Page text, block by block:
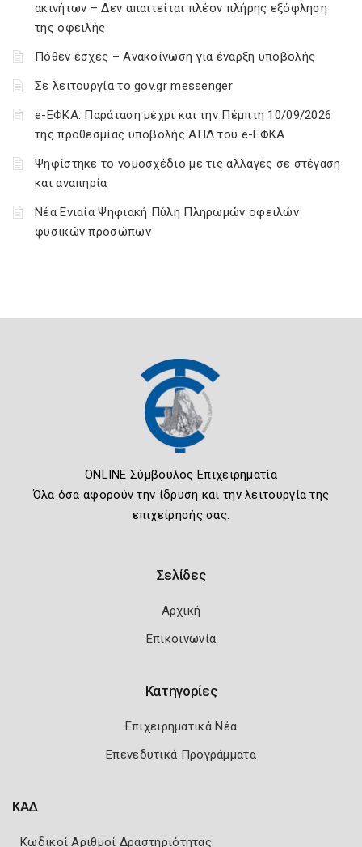
ακινήτων – Δεν απαιτείται πλέον πλήρης εξόφληση
της οφειλής
Πόθεν έσχες – Ανακοίνωση για έναρξη υποβολής
Σε λειτουργία το gov.gr messenger
e-ΕΦΚΑ: Παράταση μέχρι και την Πέμπτη 10/09/2026
της προθεσμίας υποβολής ΑΠΔ του e-ΕΦΚΑ
Ψηφίστηκε το νομοσχέδιο με τις αλλαγές σε στέγαση
και αναπηρία
Νέα Ενιαία Ψηφιακή Πύλη Πληρωμών οφειλών
φυσικών προσώπων
ONLINE Σύμβουλος Επιχειρηματία
Όλα όσα αφορούν την ίδρυση και την λειτουργία της
επιχείρησής σας.
Σελίδες
Αρχική
Επικοινωνία
Κατηγορίες
Επιχειρηματικά Νέα
Επενεδυτικά Προγράμματα
ΚΑΔ
Κωδικοί Αριθμοί Δραστηριότητας